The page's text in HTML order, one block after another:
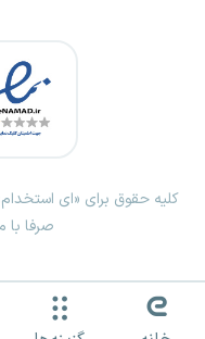
کلیه حقوق برای «ای
صرفا